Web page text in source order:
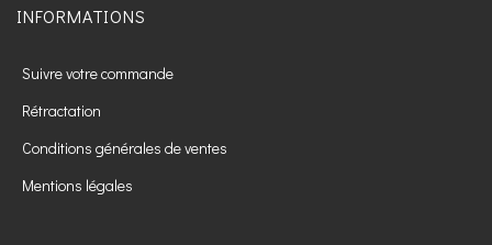
INFORMATIONS
Suivre votre commande
Rétractation
Conditions générales de ventes
Mentions légales